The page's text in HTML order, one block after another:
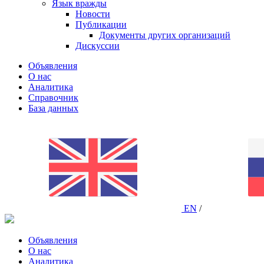
Язык вражды
Новости
Публикации
Документы других организаций
Дискуссии
Объявления
О нас
Аналитика
Справочник
База данных
EN /
Объявления
О нас
Аналитика